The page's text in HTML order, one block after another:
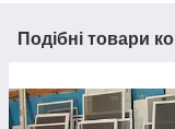
Подібні товари